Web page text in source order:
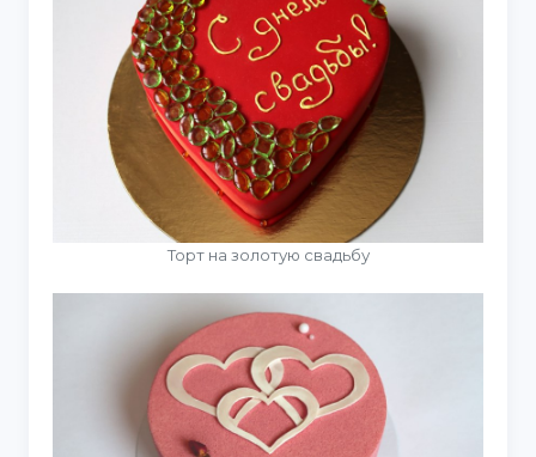
Торт на золотую свадьбу